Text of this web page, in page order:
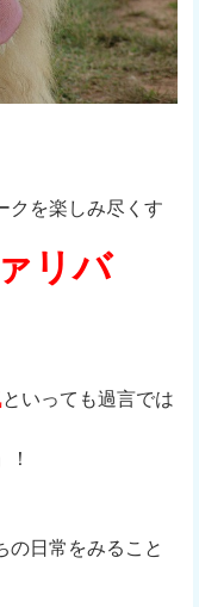
クを楽しみ尽くす
リバ
といっても過言では
の日常をみること